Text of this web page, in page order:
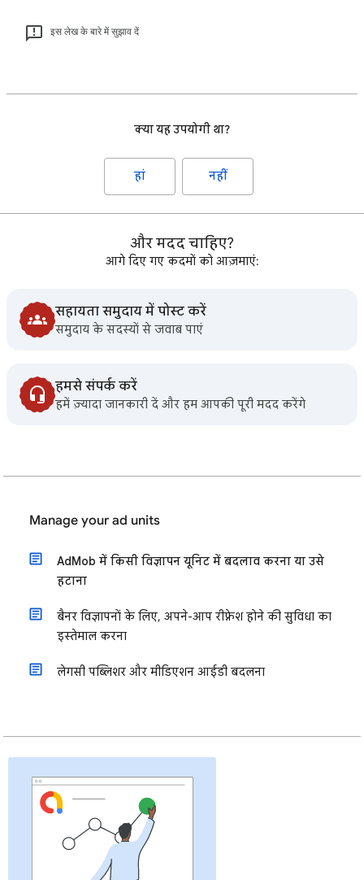
इस लेख के बारे में सुझाव दें
क्या यह उपयोगी था?
हां नहीं
और मदद चाहिए?
आगे दिए गए कदमों को आज़माएं:
सहायता समुदाय में पोस्ट करें
समुदाय के सदस्यों से जवाब पाएं
हमसे संपर्क करें
हमें ज़्यादा जानकारी दें और हम आपकी पूरी मदद करेंगे
Manage your ad units
AdMob में किसी विज्ञापन यूनिट में बदलाव करना या उसे
हटाना
बैनर विज्ञापनों के लिए, अपने-आप रीफ़्रेश होने की सुविधा का
इस्तेमाल करना
लेगसी पब्लिशर और मीडिएशन आईडी बदलना